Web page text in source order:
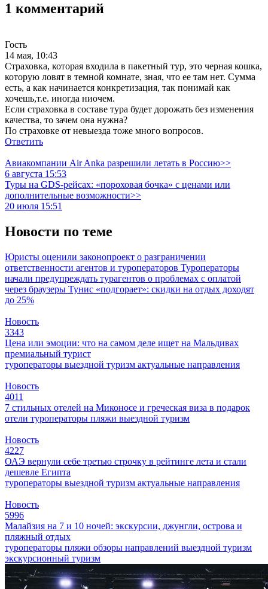
1 комментарий
Гость
14 мая, 10:43
Страховка, которая входила в пакетный тур, это черная кошка,
которую ловят в темной комнате, зная, что ее там нет. Сумма
есть, а как начинается конкретизация, так понимай как
хочешь,т.е. иногда ниочем.
Если страховка в составе тура будет дорожать без изменения
качества, то зачем она нужна?
По страховке от невыезда тоже много вопросов.
Ответить
Авиакомпании Air Anka разрешили летать в Россию>>
6 августа 15:53
Туры на GDS-рейсах: «пороховая бочка» с ценами или
дополнительные возможности>>
20 июля 15:51
Новости по теме
Юристы оценили законопроект о разграничении
ответственности агентов и туроператоров Туроператоры
начали предупреждать турагентов о проблемах с оплатой
через браузеры Тунис «подгорает»: скидки на отдых доходят
до 25%
Новость
3343
Цена или эмоции: что на самом деле ищет на Мальдивах
премиальный турист
туроператоры выездной туризм актуальные направления
Новость
4011
7 стильных отелей на Миконосе и греческая виза в подарок
отели туроператоры пляжи выездной туризм
Новость
4227
ОАЭ вернули себе третью строчку в рейтинге лета и стали
дешевле Египта
туроператоры выездной туризм актуальные направления
Новость
5996
Малайзия на 7 и 10 ночей: экскурсии, джунгли, острова и
пляжный отдых
туроператоры пляжи обзоры направлений выездной туризм
экскурсионный туризм